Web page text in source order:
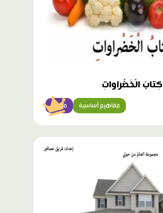
كِتابٌ الْخَضْراواتِ
مبتدئ مفاهيم أساسية